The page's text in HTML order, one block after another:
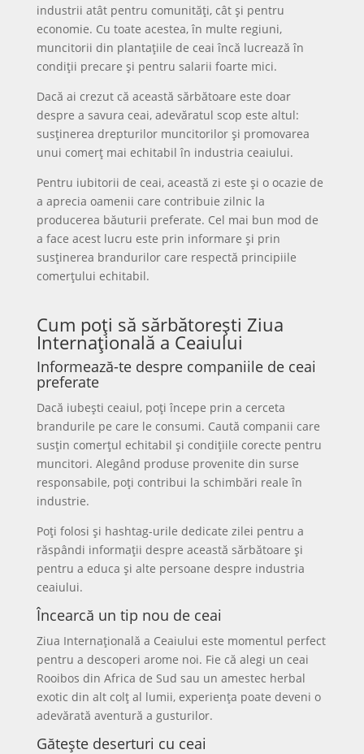
industrii atât pentru comunități, cât și pentru
economie. Cu toate acestea, în multe regiuni,
muncitorii din plantațiile de ceai încă lucrează în
condiții precare și pentru salarii foarte mici.
Dacă ai crezut că această sărbătoare este doar
despre a savura ceai, adevăratul scop este altul:
susținerea drepturilor muncitorilor și promovarea
unui comerț mai echitabil în industria ceaiului.
Pentru iubitorii de ceai, această zi este și o ocazie de
a aprecia oamenii care contribuie zilnic la
producerea băuturii preferate. Cel mai bun mod de
a face acest lucru este prin informare și prin
susținerea brandurilor care respectă principiile
comerțului echitabil.
Cum poți să sărbătorești Ziua
Internațională a Ceaiului
Informează-te despre companiile de ceai
preferate
Dacă iubești ceaiul, poți începe prin a cerceta
brandurile pe care le consumi. Caută companii care
susțin comerțul echitabil și condițiile corecte pentru
muncitori. Alegând produse provenite din surse
responsabile, poți contribui la schimbări reale în
industrie.
Poți folosi și hashtag-urile dedicate zilei pentru a
răspândi informații despre această sărbătoare și
pentru a educa și alte persoane despre industria
ceaiului.
Încearcă un tip nou de ceai
Ziua Internațională a Ceaiului este momentul perfect
pentru a descoperi arome noi. Fie că alegi un ceai
Rooibos din Africa de Sud sau un amestec herbal
exotic din alt colț al lumii, experiența poate deveni o
adevărată aventură a gusturilor.
Gătește deserturi cu ceai